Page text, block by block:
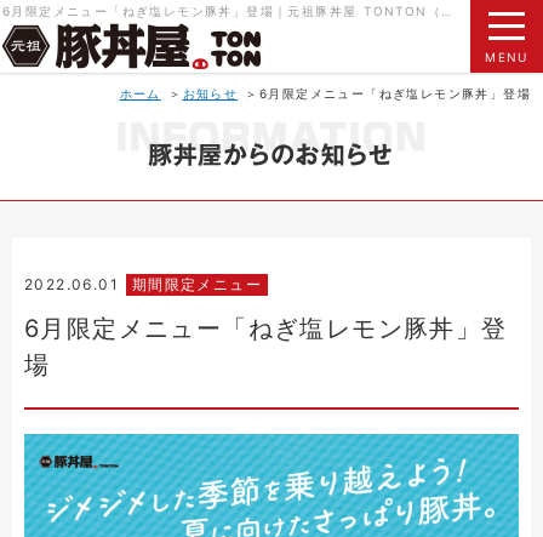
MENU
ホーム お知らせ 6月限定メニュー「ねぎ塩レモン豚丼」登場
2022.06.01 期間限定メニュー
6月限定メニュー「ねぎ塩レモン豚丼」登
場